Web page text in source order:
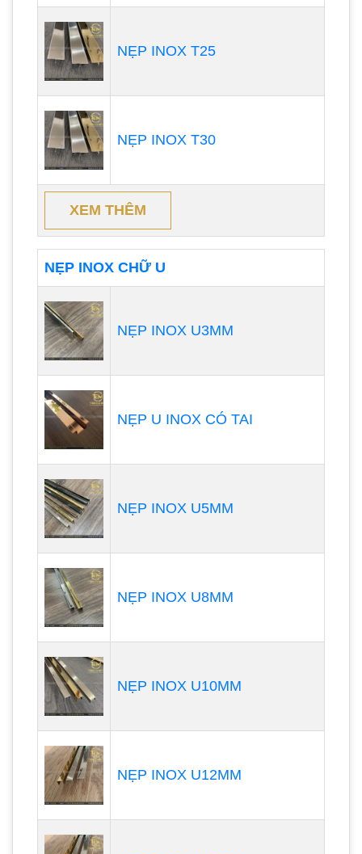
NẸP INOX T25
NẸP INOX T30
XEM THÊM
NẸP INOX CHỮ U
NẸP INOX U3MM
NẸP U INOX CÓ TAI
NẸP INOX U5MM
NẸP INOX U8MM
NẸP INOX U10MM
NẸP INOX U12MM